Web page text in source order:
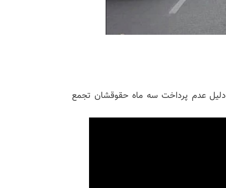
عدم پرداخت سه ماه حقوقشان تجمع